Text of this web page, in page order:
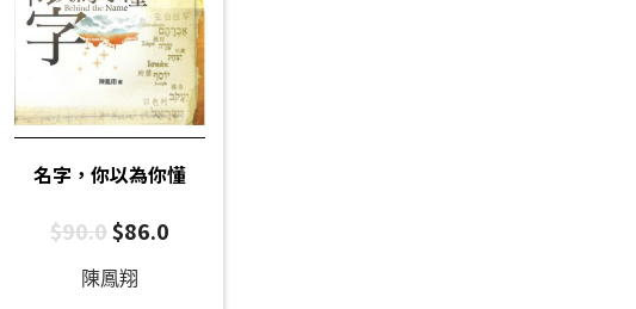
名字，你以為你懂
$90.0$86.0
陳鳳翔